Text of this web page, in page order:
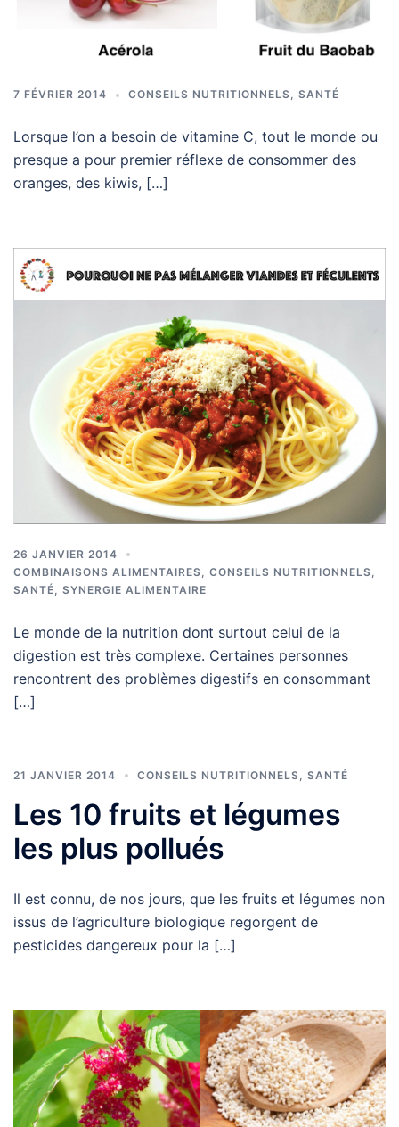
7 FÉVRIER 2014 CONSEILS NUTRITIONNELS, SANTÉ
Lorsque l’on a besoin de vitamine C, tout le monde ou
presque a pour premier réflexe de consommer des
oranges, des kiwis, […]
26 JANVIER 2014
COMBINAISONS ALIMENTAIRES
CONSEILS NUTRITIONNELS
SANTÉ
SYNERGIE ALIMENTAIRE
Le monde de la nutrition dont surtout celui de la
digestion est très complexe. Certaines personnes
rencontrent des problèmes digestifs en consommant
[…]
21 JANVIER 2014 CONSEILS NUTRITIONNELS SANTÉ
Les 10 fruits et légumes
les plus pollués
Il est connu, de nos jours, que les fruits et légumes non
issus de l’agriculture biologique regorgent de
pesticides dangereux pour la […]